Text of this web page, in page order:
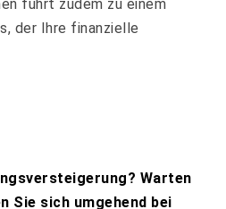
führt zudem zu einem
der Ihre finanzielle
Warten
Sie sich umgehend bei